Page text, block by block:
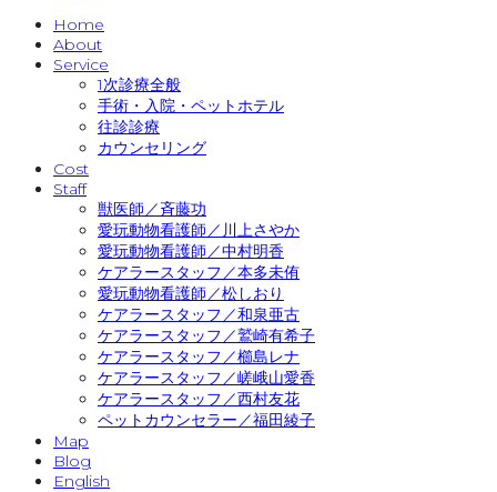
Home
About
Service
1次診療全般
手術・入院・ペットホテル
往診診療
カウンセリング
Cost
Staff
獣医師／斉藤功
愛玩動物看護師／川上さやか
愛玩動物看護師／中村明香
ケアラースタッフ／本多未侑
愛玩動物看護師／松しおり
ケアラースタッフ／和泉亜古
ケアラースタッフ／鷲崎有希子
ケアラースタッフ／櫛島レナ
ケアラースタッフ／嵯峨山愛香
ケアラースタッフ／西村友花
ペットカウンセラー／福田綾子
Map
Blog
English